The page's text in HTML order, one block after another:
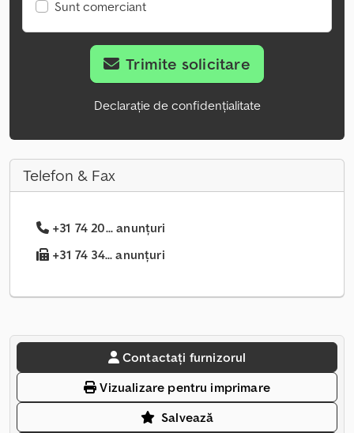
Sunt comerciant
Trimite solicitare
Declarație de confidențialitate
Telefon & Fax
+31 74 20... anunțuri
+31 74 34... anunțuri
Contactați furnizorul
Vizualizare pentru imprimare
Salvează